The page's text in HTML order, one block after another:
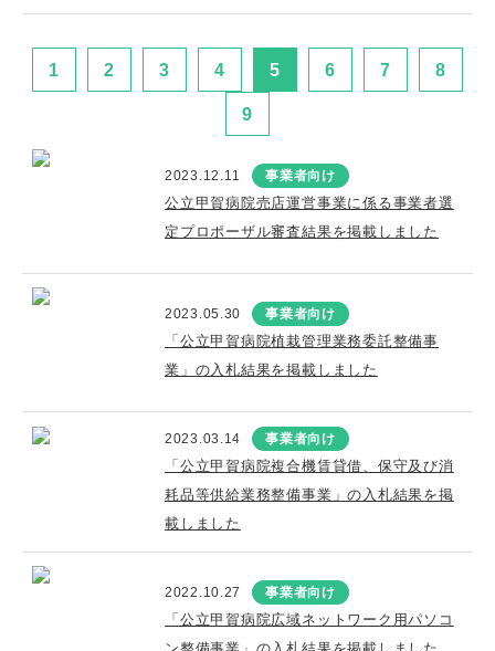
1 2 3 4 5 6 7 8
9
2023.12.11 事業者向け
公立甲賀病院売店運営事業に係る事業者選
定プロポーザル審査結果を掲載しました
2023.05.30 事業者向け
「公立甲賀病院植栽管理業務委託整備事
業」の入札結果を掲載しました
2023.03.14 事業者向け
「公立甲賀病院複合機賃貸借、保守及び消
耗品等供給業務整備事業」の入札結果を掲
載しました
2022.10.27 事業者向け
「公立甲賀病院広域ネットワーク用パソコ